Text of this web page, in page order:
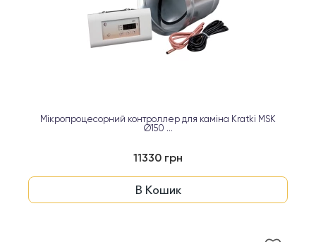
Мікропроцесорний контроллер для каміна Kratki MSK
Ø150 ...
11330 грн
В Кошик